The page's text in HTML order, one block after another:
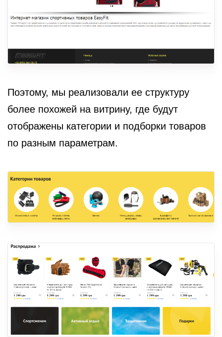
Поэтому, мы реализовали ее структуру
более похожей на витрину, где будут
отображены категории и подборки товаров
по разным параметрам.